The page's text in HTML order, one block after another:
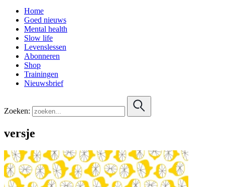
Home
Goed nieuws
Mental health
Slow life
Levenslessen
Abonneren
Shop
Trainingen
Nieuwsbrief
Zoeken:
versje